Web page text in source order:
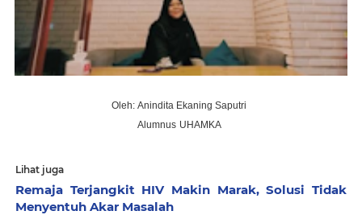
Oleh: Anindita Ekaning Saputri
Alumnus UHAMKA
Lihat juga
Remaja Terjangkit HIV Makin Marak, Solusi Tidak
Menyentuh Akar Masalah